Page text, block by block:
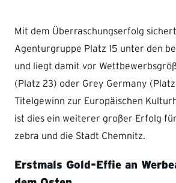
Mit dem Überraschungserfolg
Agenturgruppe Platz 15 unter den
und liegt damit vor
(Platz 23) oder Grey Germany
Titelgewinn zur Europäischen
ist dies ein weiterer großer Erfolg
zebra und die Stadt Chemnitz.
Erstmals Gold-Effie an